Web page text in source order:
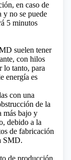
en caso de
y no se puede
5 minutos
suelen tener
con hilos
lo tanto, para
energía es
con una
de la
más bajo y
debido a la
de fabricación
SMD.
de producción,